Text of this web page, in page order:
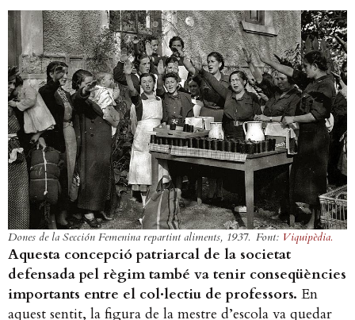
Dones de la Sección Femenina repartint aliments, 1937. Font: Viquipèdia.
Aquesta concepció patriarcal de la societat
defensada pel règim també va tenir conseqüències
importants entre el col·lectiu de professors. En
aquest sentit, la figura de la mestre d’escola va quedar